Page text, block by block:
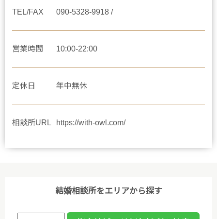
TEL/FAX 090-5328-9918 /
営業時間 10:00-22:00
定休日 年中無休
相談所URL https://with-owl.com/
結婚相談所をエリアから探す